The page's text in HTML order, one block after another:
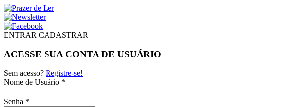
ENTRAR CADASTRAR
ACESSE SUA CONTA DE USUÁRIO
Sem acesso? Registre-se!
Nome de Usuário *
Senha *